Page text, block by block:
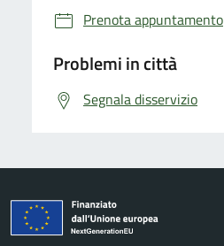
Prenota appuntamento
Problemi in città
Segnala disservizio